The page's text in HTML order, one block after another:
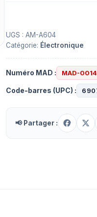
à
4
voies
5-
1000
UGS : AM-A604
Catégorie: Électronique
Numéro MAD : MAD-
Code-barres (UPC) :
📢 Partager :